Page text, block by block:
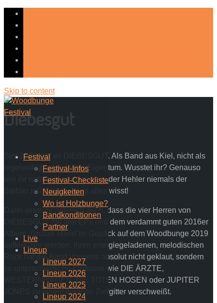
Skip to content
Festival
Festival-Infos
Festival-Checkliste
Neuigkeiten
Wo ist Holzbunge?
Bandkonditionen
Partner
Live
Lineup
Lineup 2027
Lineup 2026
Lineup 2025
Lineup 2024
Diebesgut
Seit 2008 gibt es DIEBESGUT. Als Band aus Kiel, nicht als
regelwidrig umverteiltes Eigentum. Wusstet ihr? Genauso
wie ihr natürlich wusstet, dass der Hehler niemals der
Stehler ist? Was ihr nicht alles wisst!
Dann wisst ihr natürlich auch, dass die vier Herren von
DIEBESGUT mit drei EPs und dem verdammt guten 2016er
Album „Großer Mann“im Gepäck auf dem Woodbunge 2019
aufkreuzen werden. Ihren energiegeladenen, melodischen
Rock hat die Band übrigens absolut nicht geklaut, sondern
so unterschiedliche Einflüsse wie DIE ÄRZTE,
WESTERNHAGEN, DIE TOTEN HOSEN oder JUPITER
JONES zu einem eigenen Ziergitter verschweißt.